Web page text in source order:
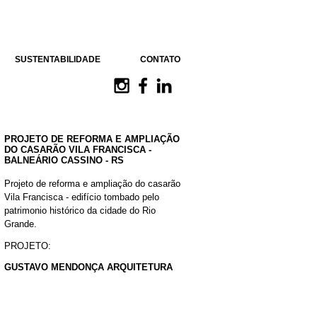
SUSTENTABILIDADE CONTATO
PROJETO DE REFORMA E AMPLIAÇÃO
DO CASARÃO VILA FRANCISCA -
BALNEÁRIO CASSINO - RS
Projeto de reforma e ampliação do casarão
Vila Francisca - edifício tombado pelo
patrimonio histórico da cidade do Rio
Grande.
PROJETO:
GUSTAVO MENDONÇA ARQUITETURA